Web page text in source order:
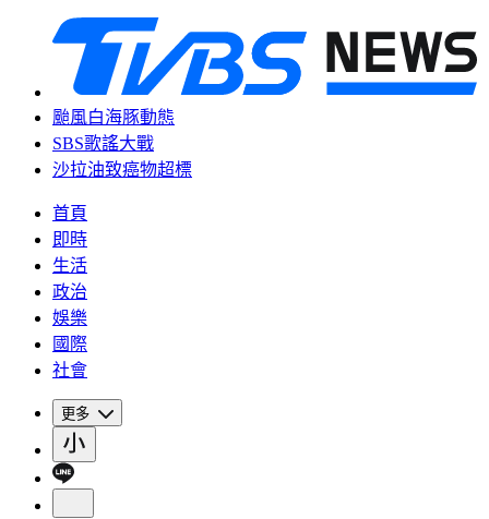
颱風白海豚動態
SBS歌謠大戰
沙拉油致癌物超標
首頁
即時
生活
政治
娛樂
國際
社會
更多